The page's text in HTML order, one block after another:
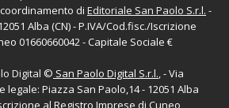
di Editoriale San Paolo S.r.l. -
Alba (CN) - P.IVA/Cod.fisc./Iscrizione
01660660042 - Capitale Sociale €
Digital © San Paolo Digital S.r.l., - Via
legale: Piazza San Paolo,14 - 12051 Alba
al Registro Imprese di Cuneo